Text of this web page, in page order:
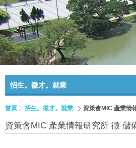
招生。徵才。就業
首頁 招生。徵才。就業 資策會MIC 產業情
資策會MIC 產業情報研究所 徵 儲